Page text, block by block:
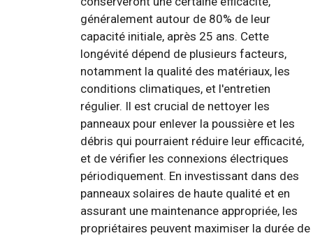
généralement autour de 80% de leur
capacité initiale, après 25 ans. Cette
longévité dépend de plusieurs facteurs,
notamment la qualité des matériaux, les
conditions climatiques, et l'entretien
régulier. Il est crucial de nettoyer les
panneaux pour enlever la poussière et les
débris qui pourraient réduire leur efficacité,
et de vérifier les connexions électriques
périodiquement. En investissant dans des
panneaux solaires de haute qualité et en
assurant une maintenance appropriée, les
propriétaires peuvent maximiser la durée de